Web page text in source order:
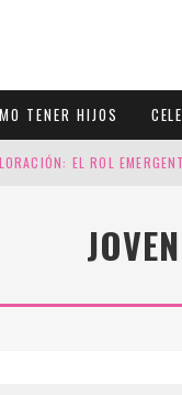
TENER HIJOS
EL ROL
CUATRO SELLOS QUE